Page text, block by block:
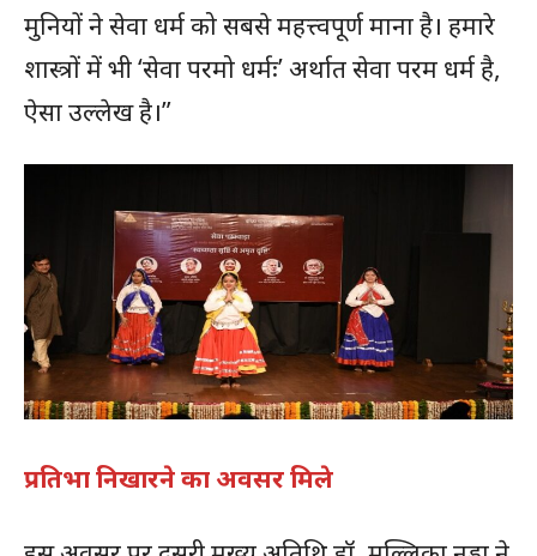
मुनियों ने सेवा धर्म को सबसे महत्त्वपूर्ण माना है। हमारे
शास्त्रों में भी ‘सेवा परमो धर्मः’ अर्थात सेवा परम धर्म है,
ऐसा उल्लेख है।”
प्रतिभा निखारने का अवसर मिले